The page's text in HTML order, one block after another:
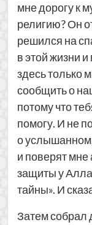
мне дорогу к
религию? Он
решился на
в этой жизни
здесь только
сообщить о
потому что
помогу. И не
о услышанном,
и поверят мне
защиты у
тайны». И
Затем собрал